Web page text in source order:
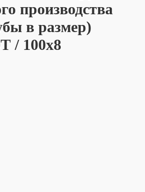
производства
в размер)
/ 100х8